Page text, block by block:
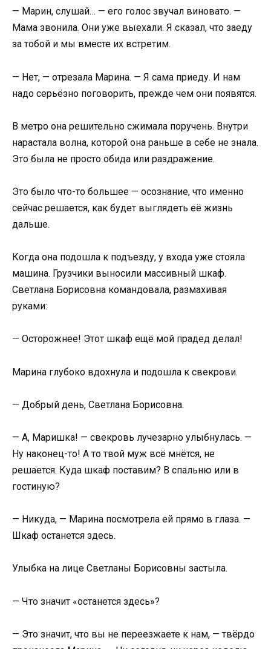
— Марин, слушай… — его голос звучал виновато. —
Мама звонила. Они уже выехали. Я сказал, что заеду
за тобой и мы вместе их встретим.
— Нет, — отрезала Марина. — Я сама приеду. И нам
надо серьёзно поговорить, прежде чем они появятся.
В метро она решительно сжимала поручень. Внутри
нарастала волна, которой она раньше в себе не знала.
Это была не просто обида или раздражение.
Это было что-то большее — осознание, что именно
сейчас решается, как будет выглядеть её жизнь
дальше.
Когда она подошла к подъезду, у входа уже стояла
машина. Грузчики выносили массивный шкаф.
Светлана Борисовна командовала, размахивая
руками:
— Осторожнее! Этот шкаф ещё мой прадед делал!
Марина глубоко вдохнула и подошла к свекрови.
— Добрый день, Светлана Борисовна.
— А, Маришка! — свекровь лучезарно улыбнулась. —
Ну наконец-то! А то твой муж всё мнётся, не
решается. Куда шкаф поставим? В спальню или в
гостиную?
— Никуда, — Марина посмотрела ей прямо в глаза. —
Шкаф останется здесь.
Улыбка на лице Светланы Борисовны застыла.
— Что значит «останется здесь»?
— Это значит, что вы не переезжаете к нам, — твёрдо